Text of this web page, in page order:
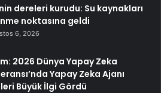
dereleri kurudu: Su kaynakları
noktasına geldi
6, 2026
2026 Dünya Yapay Zeka
Yapay Zeka Ajanı
Büyük İlgi Gördü